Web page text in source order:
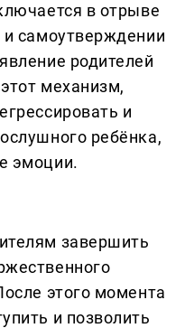
в отрыве
и самоутверждении
родителей
механизм,
и
ребёнка,
эмоции.
завершить
этого момента
и позволить